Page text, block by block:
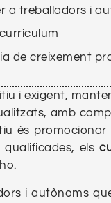
a treballadors i
de creixement
i exigent,
amb
és
qualificades, els
i autònoms